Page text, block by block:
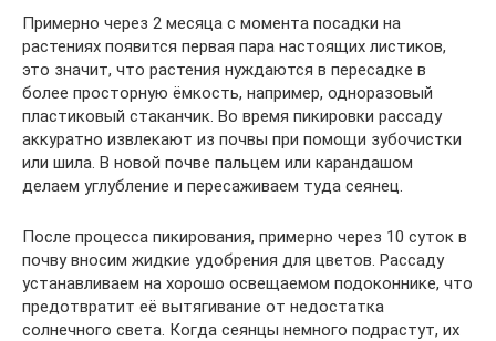
Примерно через 2 месяца с момента посадки на
растениях появится первая пара настоящих листиков,
это значит, что растения нуждаются в пересадке в
более просторную ёмкость, например, одноразовый
пластиковый стаканчик. Во время пикировки рассаду
аккуратно извлекают из почвы при помощи зубочистки
или шила. В новой почве пальцем или карандашом
делаем углубление и пересаживаем туда сеянец.
После процесса пикирования, примерно через 10 суток в
почву вносим жидкие удобрения для цветов. Рассаду
устанавливаем на хорошо освещаемом подоконнике, что
предотвратит её вытягивание от недостатка
солнечного света. Когда сеянцы немного подрастут, их